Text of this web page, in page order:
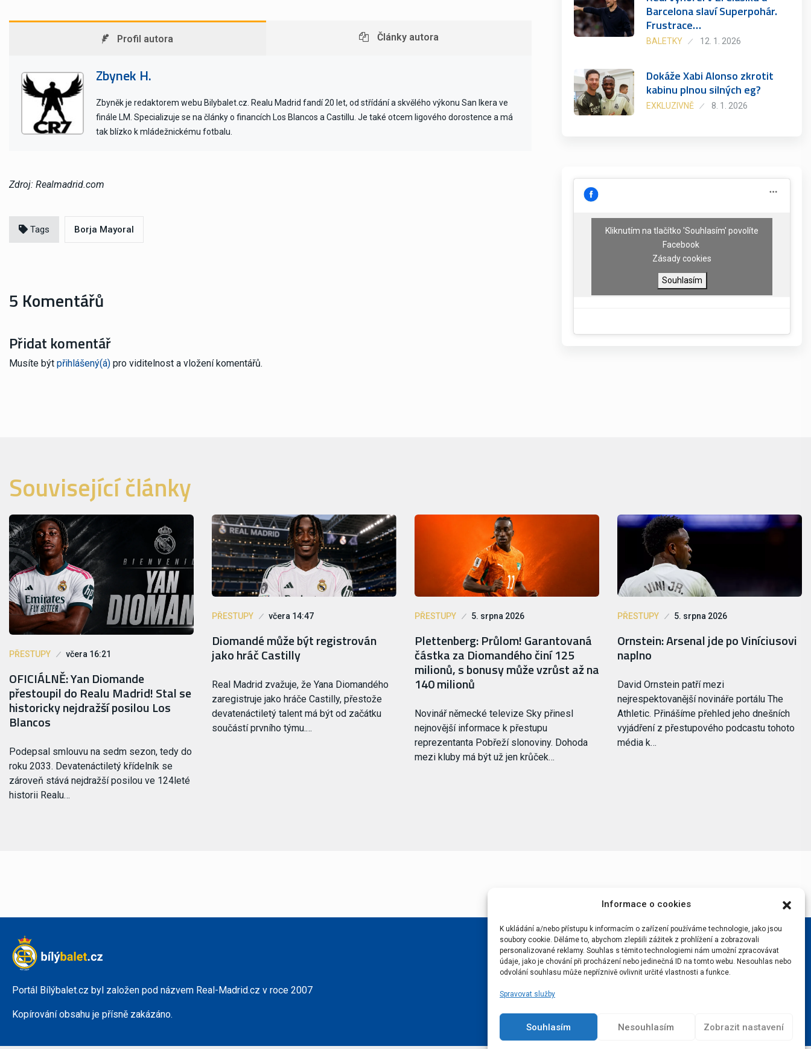
Informace o cookies
K ukládání a/nebo přístupu k informacím o zařízení používáme technologie, jako jsou
soubory cookie. Děláme to, abychom zlepšili zážitek z prohlížení a zobrazovali
personalizované reklamy. Souhlas s těmito technologiemi nám umožní zpracovávat
údaje, jako je chování při procházení nebo jedinečná ID na tomto webu. Nesouhlas nebo
odvolání souhlasu může nepříznivě ovlivnit určité vlastnosti a funkce.
Spravovat služby
Souhlasím Nesouhlasím Zobrazit nastavení
Profil autora Články autora
Zbynek H.
Zbyněk je redaktorem webu Bilybalet.cz. Realu Madrid fandí 20 let, od střídání a skvělého výkonu San Ikera ve
finále LM. Specializuje se na články o financích Los Blancos a Castillu. Je také otcem ligového dorostence a má
tak blízko k mládežnickému fotbalu.
Zdroj: Realmadrid.com
Tags Borja Mayoral
5 Komentářů
Přidat komentář
Musíte být přihlášený(á) pro viditelnost a vložení komentářů.
Barcelona slaví Superpohár.
Frustrace…
BALETKY 12. 1. 2026
Dokáže Xabi Alonso zkrotit
kabinu plnou silných eg?
EXKLUZIVNĚ 8. 1. 2026
Kliknutím na tlačítko 'Souhlasím' povolíte
Facebook
Zásady cookies
Souhlasím
Související články
PŘESTUPY včera 16:21
OFICIÁLNĚ: Yan Diomande
přestoupil do Realu Madrid! Stal se
historicky nejdražší posilou Los
Blancos
Podepsal smlouvu na sedm sezon, tedy do
roku 2033. Devatenáctiletý křídelník se
zároveň stává nejdražší posilou ve 124leté
historii Realu…
PŘESTUPY včera 14:47
Diomandé může být registrován
jako hráč Castilly
Real Madrid zvažuje, že Yana Diomandého
zaregistruje jako hráče Castilly, přestože
devatenáctiletý talent má být od začátku
součástí prvního týmu.…
PŘESTUPY 5. srpna 2026
Plettenberg: Průlom! Garantovaná
částka za Diomandého činí 125
milionů, s bonusy může vzrůst až na
140 milionů
Novinář německé televize Sky přinesl
nejnovější informace k přestupu
reprezentanta Pobřeží slonoviny. Dohoda
mezi kluby má být už jen krůček…
PŘESTUPY 5. srpna 2026
Ornstein: Arsenal jde po Viníciusovi
naplno
David Ornstein patří mezi
nejrespektovanější novináře portálu The
Athletic. Přinášíme přehled jeho dnešních
vyjádření z přestupového podcastu tohoto
média k…
Portál Bílýbalet.cz byl založen pod názvem Real-Madrid.cz v roce 2007
Kopírování obsahu je přísně zakázáno.